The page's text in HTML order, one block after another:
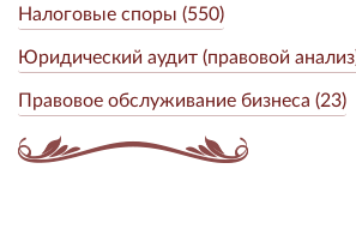
Налоговые споры (550)
Юридический аудит (правовой
Правовое обслуживание бизнеса (23)